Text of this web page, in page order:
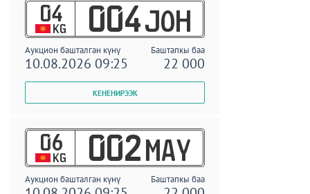
04
KG 004 JOH
Аукцион башталган күнү Баштапкы баа
10.08.2026 09:25 22 000
06
KG 002 MAY
Аукцион башталган күнү Баштапкы баа